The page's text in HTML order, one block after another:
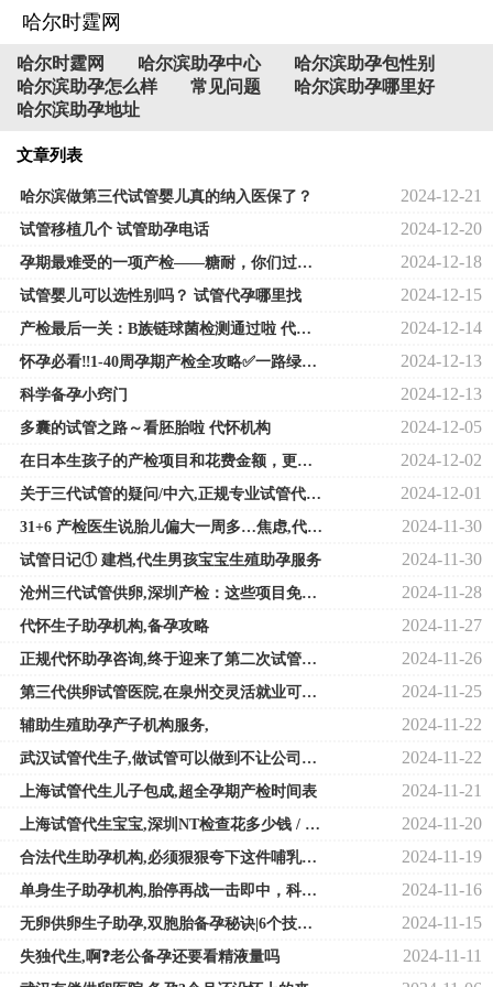
哈尔时霆网
哈尔时霆网 哈尔滨助孕中心
哈尔滨助孕包性别
哈尔滨助孕怎么样
常见问题
哈尔滨助孕哪里好
哈尔滨助孕地址
文章列表
哈尔滨做第三代试管婴儿真的纳入医保了？ 2024-12-21
试管移植几个 试管助孕电话 2024-12-20
孕期最难受的一项产检——糖耐，你们过关了吗？ 代孕费用专业正规 2024-12-18
试管婴儿可以选性别吗？ 试管代孕哪里找 2024-12-15
产检最后一关：B族链球菌检测通过啦 代孕机购电话 2024-12-14
怀孕必看‼️1-40周孕期产检全攻略✅一路绿灯 供卵自怀电话 2024-12-13
科学备孕小窍门 2024-12-13
多囊的试管之路～看胚胎啦 代怀机构 2024-12-05
在日本生孩子的产检项目和花费金额，更新中,私立试管机构 2024-12-02
关于三代试管的疑问/中六,正规专业试管代怀公司 2024-12-01
31+6 产检医生说胎儿偏大一周多…焦虑,代生宝宝贴心生殖助孕服务 2024-11-30
试管日记① 建档,代生男孩宝宝生殖助孕服务 2024-11-30
沧州三代试管供卵,深圳产检：这些项目免费！ 2024-11-28
代怀生子助孕机构,备孕攻略 2024-11-27
正规代怀助孕咨询,终于迎来了第二次试管，八年的期盼， 2024-11-26
第三代供卵试管医院,在泉州交灵活就业可以报销产检费用吗 2024-11-25
辅助生殖助孕产子机构服务, 2024-11-22
武汉试管代生子,做试管可以做到不让公司知道吗 2024-11-22
上海试管代生儿子包成,超全孕期产检时间表 2024-11-21
上海试管代生宝宝,深圳NT检查花多少钱 / 产检优惠券怎么领 2024-11-20
合法代生助孕机构,必须狠狠夸下这件哺乳内衣，今天产检被夸啦 2024-11-19
单身生子助孕机构,胎停再战一击即中，科学备孕不踩坑 2024-11-16
无卵供卵生子助孕,双胞胎备孕秘诀|6个技巧帮你怀上双胞胎猪宝 2024-11-15
失独代生,啊❓老公备孕还要看精液量吗 2024-11-11